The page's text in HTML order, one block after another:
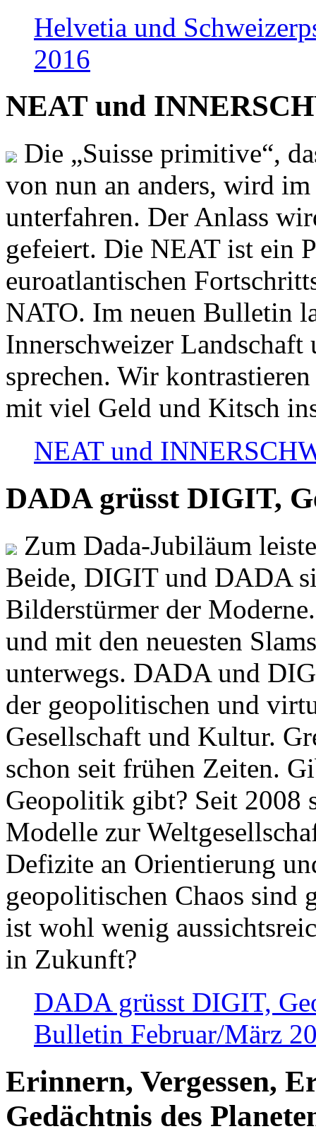
Helvetia und
2016
NEAT und
Die „Suisse primitive“,
von nun an anders, wird
unterfahren. Der Anlass
gefeiert. Die NEAT ist ein
euroatlantischen
NATO. Im neuen Bulletin
Innerschweizer
sprechen. Wir
mit viel Geld und Kitsch
NEAT und
DADA grüsst DIGIT,
Zum Dada-Jubiläum
Beide, DIGIT und DADA
Bilderstürmer der
und mit den neuesten
unterwegs. DADA und
der geopolitischen und
Gesellschaft und Kultur.
schon seit frühen Zeiten.
Geopolitik gibt? Seit 2008
Modelle zur
Defizite an Orientierung
geopolitischen Chaos sind
ist wohl wenig
in Zukunft?
DADA grüsst DIGIT,
Bulletin Februar/März
Erinnern, Vergessen,
Gedächtnis des